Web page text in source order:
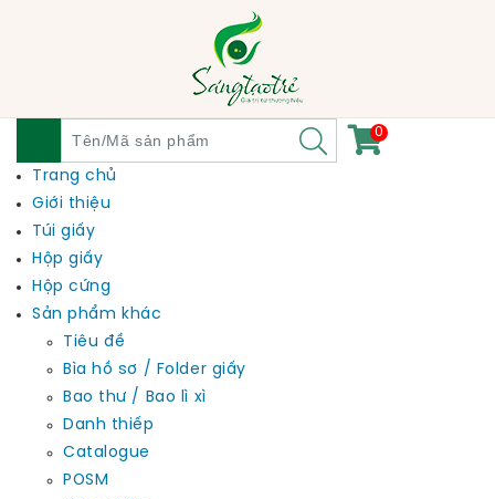
0
Trang chủ
Giới thiệu
Túi giấy
Hộp giấy
Hộp cứng
Sản phẩm khác
Tiêu đề
Bìa hồ sơ / Folder giấy
Bao thư / Bao lì xì
Danh thiếp
Catalogue
POSM